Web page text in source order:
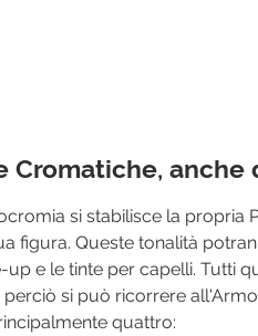
Cromatiche, anche
si stabilisce la propria
figura. Queste tonalità
e le tinte per capelli. Tutti
si può ricorrere
quattro: